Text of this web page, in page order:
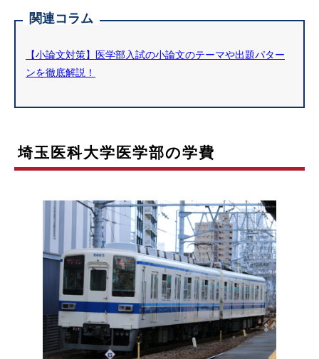
関連コラム
【小論文対策】医学部入試の小論文のテーマや出題パター
ンを徹底解説！
埼玉医科大学医学部の学費